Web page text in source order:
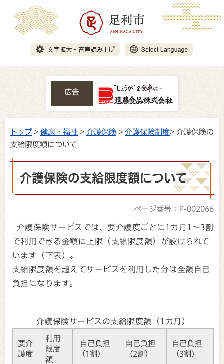
広告
トップ> 健康・福祉 > 介護保険 > 介護保険制度> 介護保険の
支給限度額について
介護保険の支給限度額について
ページ番号：P-002066
介護保険サービスでは、要介護度ごとに1カ月1～3割
で利用できる金額に上限（支給限度額）が設けられて
います（下表）。
支給限度額を超えてサービスを利用した分は全額自己
負担になります。
介護保険サービスの支給限度額（1カ月）
要介
護度
利用
限度
額
自己負担
（1割）
自己負担
（2割）
自己負担
（3割）